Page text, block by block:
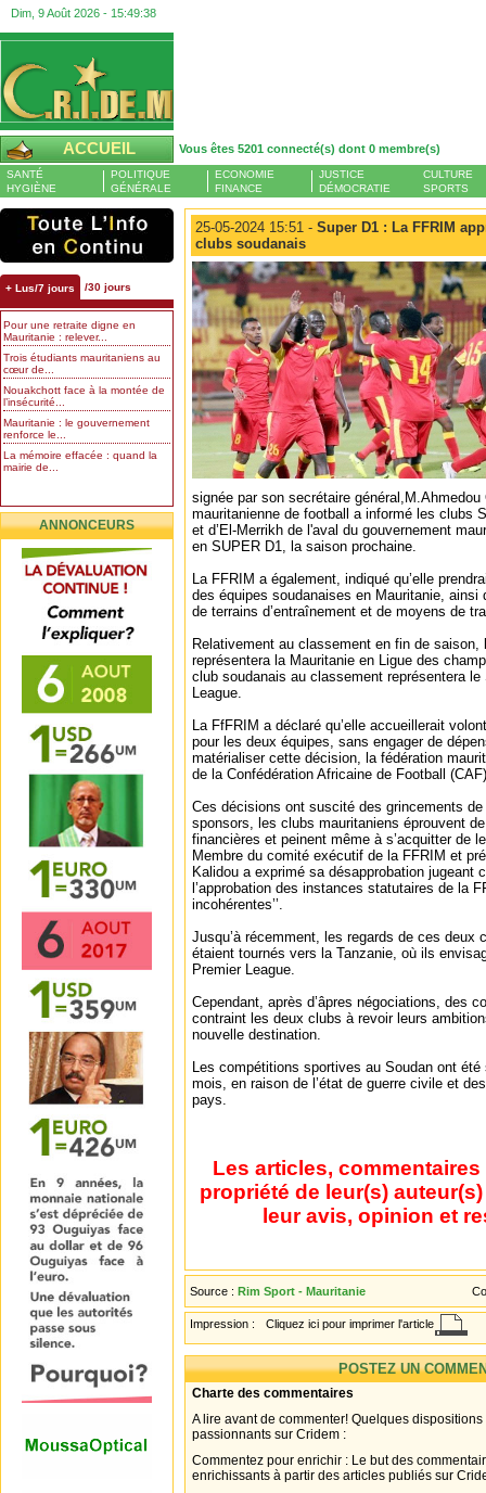
Dim, 9 Août 2026 - 15:49:39
ACCUEIL Vous êtes 5201 connecté(s) dont 0 membre(s)
SANTÉ
HYGIÈNE
POLITIQUE
GÉNÉRALE
ECONOMIE
FINANCE
JUSTICE
DÉMOCRATIE
CULTURE
SPORTS
+ Lus/7 jours /30 jours
Pour une retraite digne en
Mauritanie : relever...
Trois étudiants mauritaniens au
cœur de...
Nouakchott face à la montée de
l’insécurité...
Mauritanie : le gouvernement
renforce le...
La mémoire effacée : quand la
mairie de...
ANNONCEURS
25-05-2024 15:51 - Super D1 : La FFRIM
clubs soudanais
signée par son secrétaire
mauritanienne de football a informé les clubs
et d’El-Merrikh de l'aval du gouvernement
en SUPER D1, la saison prochaine.
La FFRIM a également, indiqué qu’elle
des équipes soudanaises en Mauritanie, ainsi
de terrains d’entraînement et de moyens de
Relativement au classement en fin de saison,
représentera la Mauritanie en Ligue des
club soudanais au classement représentera
League.
La FfFRIM a déclaré qu’elle accueillerait
pour les deux équipes, sans engager de
matérialiser cette décision, la fédération
de la Confédération Africaine de Football
Ces décisions ont suscité des grincements de
sponsors, les clubs mauritaniens éprouvent
financières et peinent même à s’acquitter de
Membre du comité exécutif de la FFRIM et
Kalidou a exprimé sa désapprobation jugeant
l’approbation des instances statutaires de la
incohérentes’’.
Jusqu’à récemment, les regards de ces deux
étaient tournés vers la Tanzanie, où ils
Premier League.
Cependant, après d’âpres négociations, des
contraint les deux clubs à revoir leurs
nouvelle destination.
Les compétitions sportives au Soudan ont
mois, en raison de l’état de guerre civile et
pays.
Les articles,
propriété de leur(s)
leur avis, opinion et
Source : Rim Sport - Mauritanie
Impression : Cliquez ici pour imprimer l'article
POSTEZ UN
Charte des commentaires
A lire avant de commenter! Quelques
passionnants sur Cridem :
Commentez pour enrichir : Le but des
enrichissants à partir des articles publiés sur